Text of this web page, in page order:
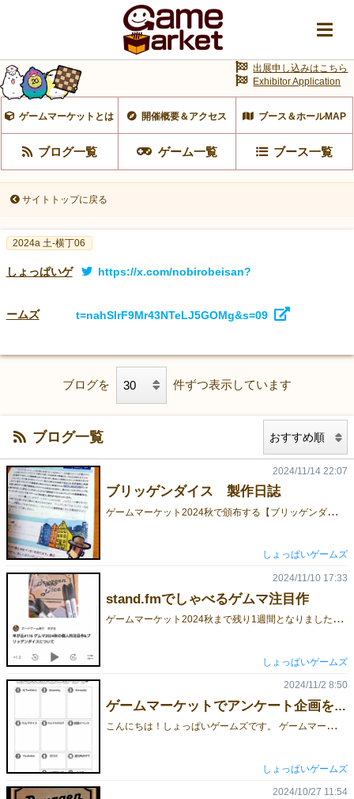
ゲームマーケットとは 開催概要＆アクセス ブース＆ホールMAP
ブログ一覧 ゲーム一覧 ブース一覧
出展申し込みはこちら
Exhibitor Application
サイトトップに戻る
2024a 土-横丁06
しょっぱいゲ
ームズ
https://x.com/nobirobeisan?
t=nahSIrF9Mr43NTeLJ5GOMg&s=09
ブログを 件ずつ表示しています
ブログ一覧
ブリッゲンダイス 製作日誌
ゲ
ームマーケット2024秋で頒布する【ブリッゲンダイス】について、1年以上にわたるドタバタをnoteにまとめました。思いのほか右往左往しています。ボードゲームの製作をやってみようかなって方の一助になればとおもいます。 https://note.com/nobirobeisan/n/n898146b9ae8b
2024/11/14 22:07
しょっぱいゲームズ
stand.fmでしゃべるゲムマ注目作
ゲ
ームマーケット2024秋まで残り1週間となりました。stand.fmというアプリで個人的ゲムマ注目作を発表しておりますので、情報収集の一助になれば幸いです。良ければチャック横丁06にも寄ってね! https://stand.fm/episodes/672b7d066d083c983099f909
2024/11/10 17:33
しょっぱいゲームズ
ゲームマーケットでアンケート企画を行います
こ
んにちは！しょっぱいゲームズです。 ゲームマーケット2024秋で、こんな試みをしてみようと思っています！ 題して 【#私の作品あなたはどこから】です。 とどのつまり「何を見てこのゲームに興味を持ちましたか？」というアンケートです。 塩のゲムマ新作【ブリッゲンダイス】を訪ねに土曜日横丁6まで来てくれた方と話すきっかけに、と考えました！ また、ゲームマーケットに出展される方にとっては、自分のゲームが何を見て興味を持ってもらえたのか？どの宣伝が効果を発揮ししたのか？ 等などを知るきっかけになることもあるかと思います。 【ウチのブースでもやってみようかしら】って出展者の方は、X（旧Twitter）などにご連絡頂けると嬉しいです！
2024/11/2 8:50
しょっぱいゲームズ
2024/10/27 11:54